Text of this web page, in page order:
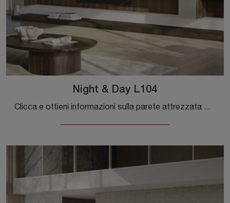
Night & Day L104
Clicca e ottieni informazioni sulla parete attrezzata Night & Day L104 dell'azienda Colombini Casa: è la soluzione dalle linee moderne perfetta per ...